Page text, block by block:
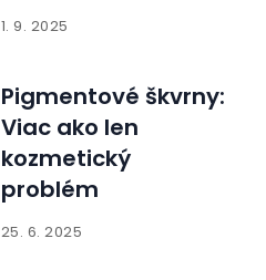
1. 9. 2025
Pigmentové škvrny:
Viac ako len
kozmetický
problém
25. 6. 2025